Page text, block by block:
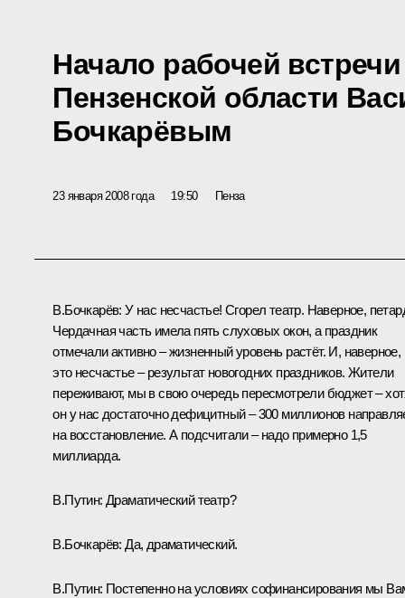
Начало рабочей
Пензенской области
Бочкарёвым
23 января 2008 года 19:50 Пенза
В.Бочкарёв: У нас несчастье! Сгорел театр. Наверное,
Чердачная часть имела пять слуховых окон, а праздник
отмечали активно – жизненный уровень растёт. И, наверное,
это несчастье – результат новогодних праздников. Жители
переживают, мы в свою очередь пересмотрели бюджет –
он у нас достаточно дефицитный – 300 миллионов
на восстановление. А подсчитали – надо примерно 1,5
миллиарда.
В.Путин: Драматический театр?
В.Бочкарёв: Да, драматический.
В.Путин: Постепенно на условиях софинансирования мы